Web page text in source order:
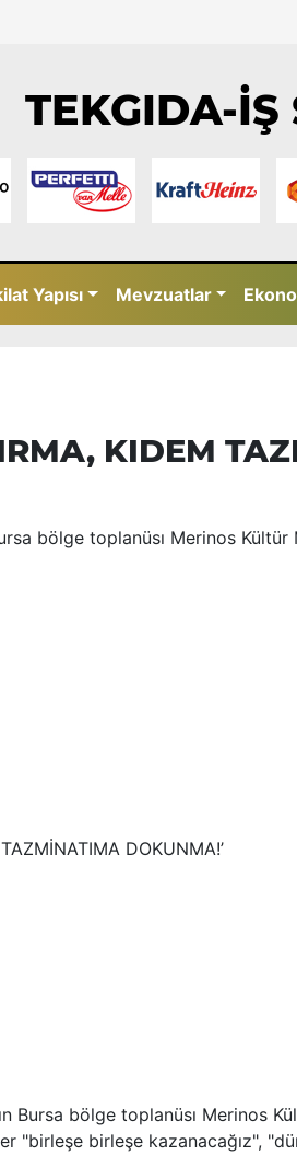
TEKGIDA-İŞ
Yapısı Mevzuatlar
KIDEM
bölge toplanüsı Merinos
Bursa bölge toplanüsı Merinos
"birleşe birleşe kazanacağız",